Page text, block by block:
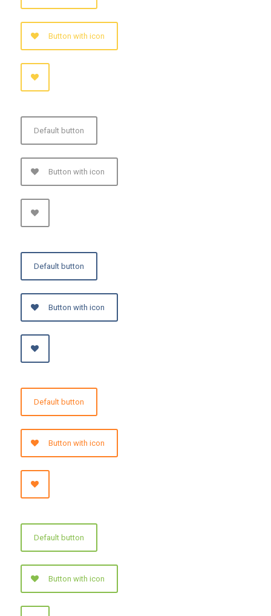
Button with icon
Default button
Button with icon
Default button
Button with icon
Default button
Button with icon
Default button
Button with icon